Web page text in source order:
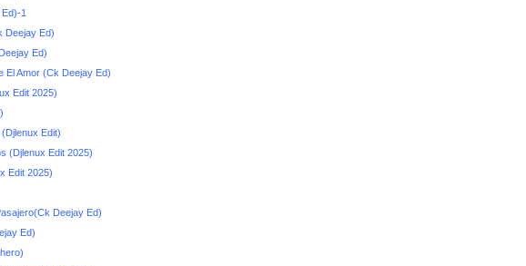
1
Deejay Ed)
Ed)
El Amor (Ck Deejay Ed)
Edit 2025)
Edit)
(Djlenux Edit 2025)
Edit 2025)
Deejay Ed)
Ed)